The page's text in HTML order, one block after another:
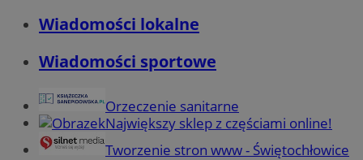
Wiadomości lokalne
Wiadomości sportowe
Orzeczenie sanitarne
Największy sklep z częściami online!
Tworzenie stron www - Świętochłowice